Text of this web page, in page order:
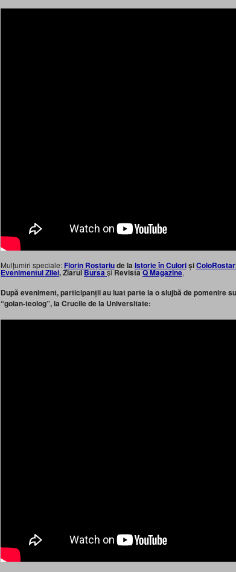
Mulțumiri speciale: Florin Roștariude la Istorie în Culoriși
Evenimentul Zilei, ZiarulBursașiRevistaQ Magazine,
După eveniment, participanții au luat parte la o slujbă de pomenire
“golan-teolog”, la Crucile de la Universitate: